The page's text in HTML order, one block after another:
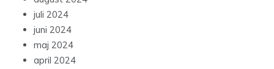
juli 2024
juni 2024
maj 2024
april 2024